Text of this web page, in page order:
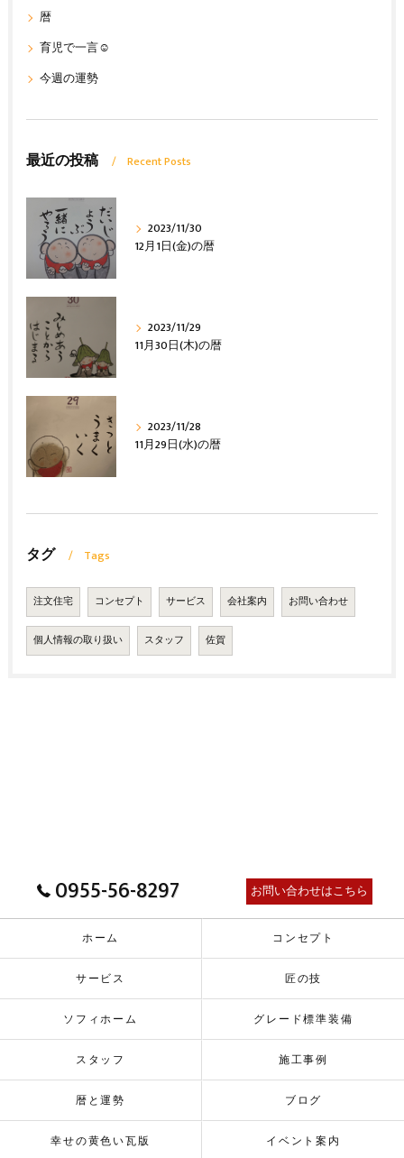
暦
育児で一言☺
今週の運勢
最近の投稿 Recent Posts
2023/11/30
12月1日(金)の暦
2023/11/29
11月30日(木)の暦
2023/11/28
11月29日(水)の暦
タグ Tags
注文住宅 コンセプト サービス 会社案内 お問い合わせ
個人情報の取り扱い スタッフ 佐賀
0955-56-8297 お問い合わせはこちら
ホーム コンセプト
サービス 匠の技
ソフィホーム グレード標準装備
スタッフ 施工事例
暦と運勢 ブログ
幸せの黄色い瓦版 イベント案内